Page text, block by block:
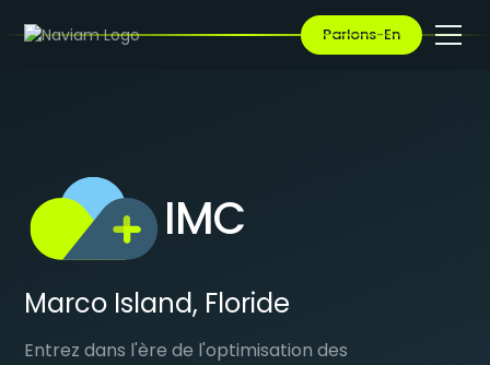
Parlons-En
IMC
Marco Island, Floride
Entrez dans l'ère de l'optimisation des